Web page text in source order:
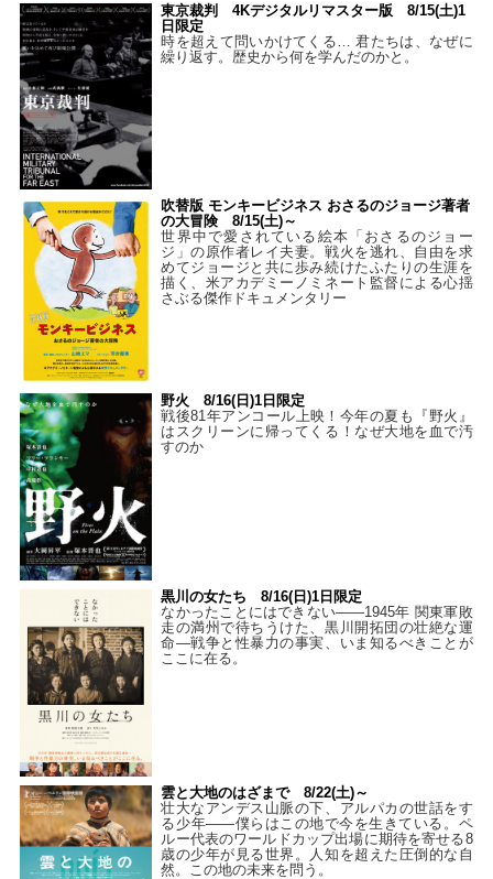
東京裁判 4Kデジタルリマスター版 8/15(土)1
日限定
時を超えて問いかけてくる… 君たちは、なぜに
繰り返す。歴史から何を学んだのかと。
吹替版 モンキービジネス おさるのジョージ著者
の大冒険 8/15(土)～
世界中で愛されている絵本「おさるのジョー
ジ」の原作者レイ夫妻。戦火を逃れ、自由を求
めてジョージと共に歩み続けたふたりの生涯を
描く、米アカデミーノミネート監督による心揺
さぶる傑作ドキュメンタリー
野火 8/16(日)1日限定
戦後81年アンコール上映！今年の夏も『野火』
はスクリーンに帰ってくる！なぜ大地を血で汚
すのか
黒川の女たち 8/16(日)1日限定
なかったことにはできない——1945年 関東軍敗
走の満州で待ちうけた、黒川開拓団の壮絶な運
命―戦争と性暴力の事実、いま知るべきことが
ここに在る。
雲と大地のはざまで 8/22(土)～
壮大なアンデス山脈の下、アルパカの世話をす
る少年――僕らはこの地で今を生きている。ペ
ルー代表のワールドカップ出場に期待を寄せる8
歳の少年が見る世界。人知を超えた圧倒的な自
然。この地の未来を問う。